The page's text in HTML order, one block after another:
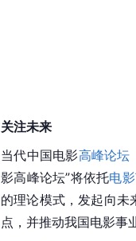
关注未来
当代中国电影高峰论坛
影高峰论坛”将依托电
的理论模式，发起向未
点，并推动我国电影事